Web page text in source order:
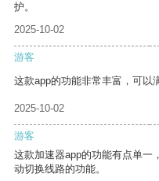
护。
2025-10-02
游客
这款app的功能非常丰富，可以
2025-10-02
游客
这款加速器app的功能有点单一
动切换线路的功能。